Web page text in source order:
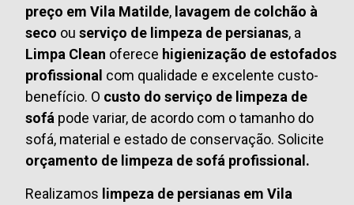
preço em Vila Matilde, lavagem de colchão à
seco ou serviço de limpeza de persianas, a
Limpa Clean oferece higienização de estofados
profissional com qualidade e excelente custo-
benefício. O custo do serviço de limpeza de
sofá pode variar, de acordo com o tamanho do
sofá, material e estado de conservação. Solicite
orçamento de limpeza de sofá profissional.
Realizamos limpeza de persianas em Vila